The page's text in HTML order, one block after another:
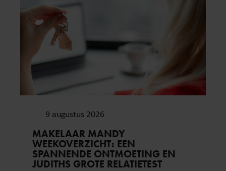
9 augustus 2026
MAKELAAR MANDY
WEEKOVERZICHT: EEN
SPANNENDE ONTMOETING EN
JUDITHS GROTE RELATIETEST